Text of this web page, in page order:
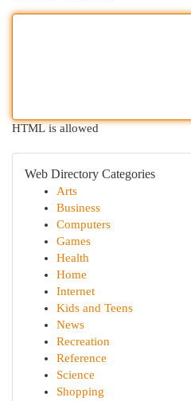
HTML is allowed
Web Directory Categories
Arts
Business
Computers
Games
Health
Home
Internet
Kids and Teens
News
Recreation
Reference
Science
Shopping